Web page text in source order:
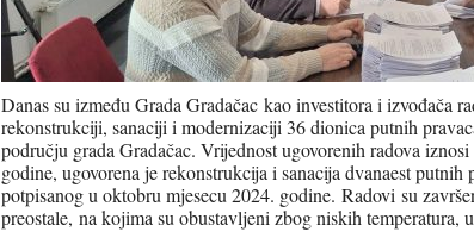
Danas su između Grada Gradačac kao investitora i izvođača
rekonstrukciji, sanaciji i modernizaciji 36 dionica putnih
području grada Gradačac. Vrijednost ugovorenih radova
godine, ugovorena je rekonstrukcija i sanacija dvanaest
potpisanog u oktobru mjesecu 2024. godine. Radovi su
preostale, na kojima su obustavljeni zbog niskih temperatura,